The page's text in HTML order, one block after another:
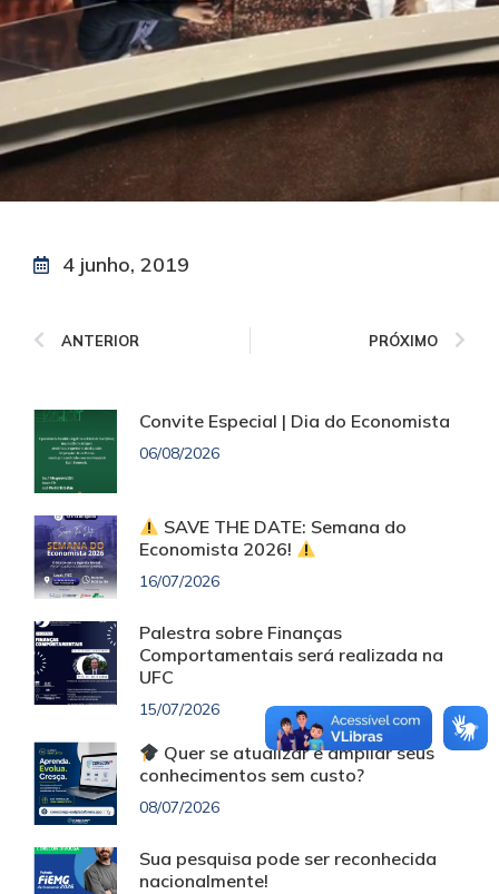
4 junho, 2019
ANTERIOR PRÓXIMO
Convite Especial | Dia do Economista
06/08/2026
SAVE THE DATE: Semana do
Economista 2026!
16/07/2026
Palestra sobre Finanças
Comportamentais será realizada na
UFC
15/07/2026
Quer se atualizar e ampliar seus
conhecimentos sem custo?
08/07/2026
Sua pesquisa pode ser reconhecida
nacionalmente!